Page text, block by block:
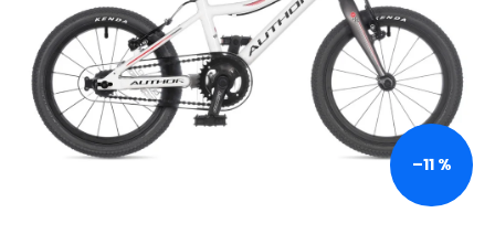
–11 %